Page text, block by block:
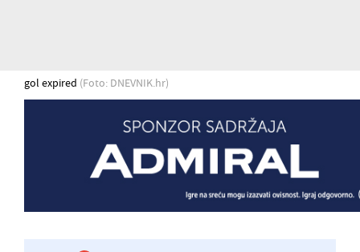
gol expired (Foto: DNEVNIK.hr)